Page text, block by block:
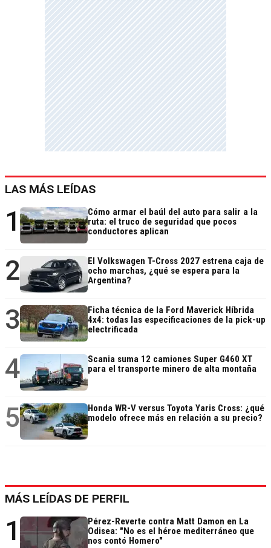
LAS MÁS LEÍDAS
1
Cómo armar el baúl del auto para salir a la
ruta: el truco de seguridad que pocos
conductores aplican
2
El Volkswagen T-Cross 2027 estrena caja de
ocho marchas, ¿qué se espera para la
Argentina?
3
Ficha técnica de la Ford Maverick Híbrida
4x4: todas las especificaciones de la pick-up
electrificada
4
Scania suma 12 camiones Super G460 XT
para el transporte minero de alta montaña
5
Honda WR-V versus Toyota Yaris Cross: ¿qué
modelo ofrece más en relación a su precio?
MÁS LEÍDAS DE PERFIL
1
Pérez-Reverte contra Matt Damon en La
Odisea: "No es el héroe mediterráneo que
nos contó Homero"